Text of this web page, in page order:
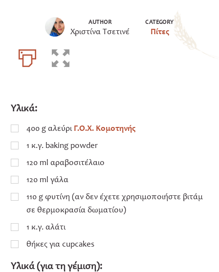
AUTHOR
Χριστίνα Τσετινέ
CATEGORY
Πίτες
Υλικά:
400 g αλεύριΓ.Ο.Χ. Κομοτηνής
1 κ.γ. baking powder
120 ml αραβοσιτέλαιο
120 ml γάλα
110 g φυτίνη (αν δεν έχετε χρησιμοποιήστε βιτάμ
σε θερμοκρασία δωματίου)
1 κ.γ. αλάτι
θήκες για cupcakes
Υλικά (για τη γέμιση):